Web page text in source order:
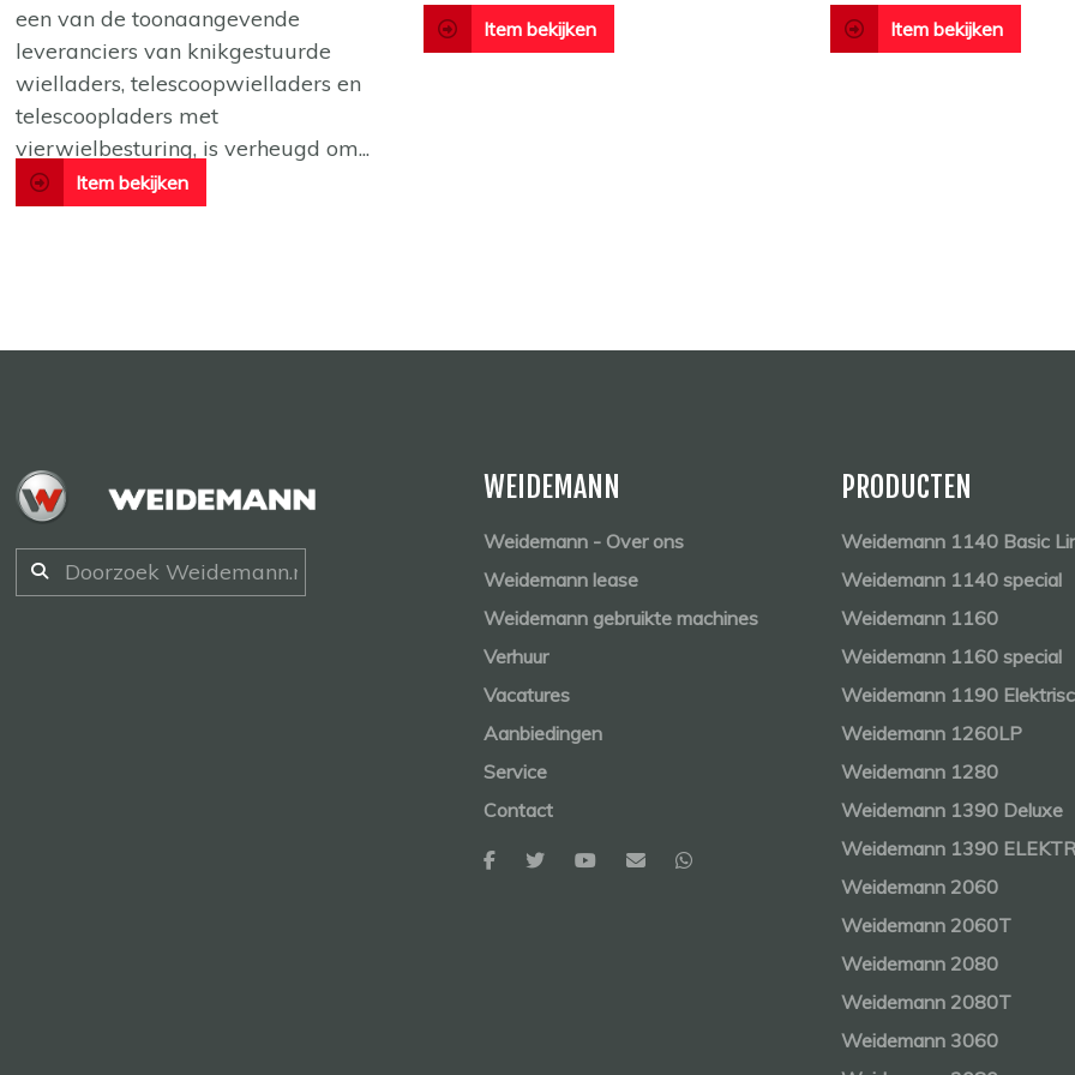
een van de toonaangevende
leveranciers van knikgestuurde
wielladers, telescoopwielladers en
telescoopladers met
vierwielbesturing, is verheugd om...
Item bekijken
Item bekijken Item bekijken
WEIDEMANN
Weidemann - Over ons
Weidemann lease
Weidemann gebruikte machines
Verhuur
Vacatures
Aanbiedingen
Service
Contact
PRODUCTEN
Weidemann 1140 Basic
Weidemann 1140 special
Weidemann 1160
Weidemann 1160 special
Weidemann 1190
Weidemann 1260LP
Weidemann 1280
Weidemann 1390 Deluxe
Weidemann 1390
Weidemann 2060
Weidemann 2060T
Weidemann 2080
Weidemann 2080T
Weidemann 3060